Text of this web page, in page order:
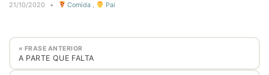
21/10/2020 • Comida , Pai
« FRASE ANTERIOR
A PARTE QUE FALTA